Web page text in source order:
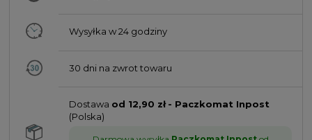
Wysyłka w24 godziny
30 dni na zwrot towaru
Dostawa od 12,90 zł - Paczkomat Inpost
(Polska)